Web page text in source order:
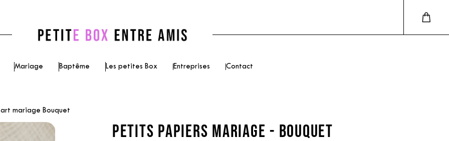
Mariage Baptême Les petites Box Entreprises Contact
mariage Bouquet
PETITS PAPIERS MARIAGE - BOUQUET